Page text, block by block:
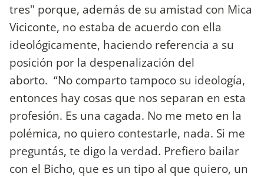
tres" porque, además de su amistad con Mica
Viciconte, no estaba de acuerdo con ella
ideológicamente, haciendo referencia a su
posición por la despenalización del
aborto. “No comparto tampoco su ideología,
entonces hay cosas que nos separan en esta
profesión. Es una cagada. No me meto en la
polémica, no quiero contestarle, nada. Si me
preguntás, te digo la verdad. Prefiero bailar
con el Bicho, que es un tipo al que quiero, un